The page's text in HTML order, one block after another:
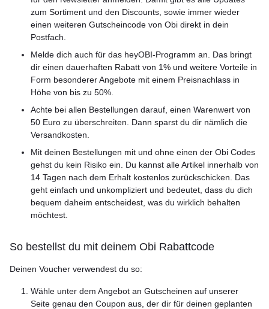
zum Sortiment und den Discounts, sowie immer wieder
einen weiteren Gutscheincode von Obi direkt in dein
Postfach.
Melde dich auch für das heyOBI-Programm an. Das bringt
dir einen dauerhaften Rabatt von 1% und weitere Vorteile in
Form besonderer Angebote mit einem Preisnachlass in
Höhe von bis zu 50%.
Achte bei allen Bestellungen darauf, einen Warenwert von
50 Euro zu überschreiten. Dann sparst du dir nämlich die
Versandkosten.
Mit deinen Bestellungen mit und ohne einen der Obi Codes
gehst du kein Risiko ein. Du kannst alle Artikel innerhalb von
14 Tagen nach dem Erhalt kostenlos zurückschicken. Das
geht einfach und unkompliziert und bedeutet, dass du dich
bequem daheim entscheidest, was du wirklich behalten
möchtest.
So bestellst du mit deinem Obi Rabattcode
Deinen Voucher verwendest du so:
Wähle unter dem Angebot an Gutscheinen auf unserer
Seite genau den Coupon aus, der dir für deinen geplanten